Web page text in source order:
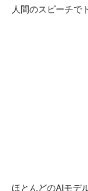
人間のスピーチで
ほとんどのAIモデ